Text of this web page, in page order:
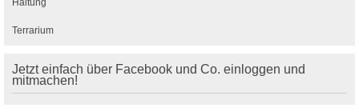
Haltung
Terrarium
Jetzt einfach über Facebook und Co. einloggen und
mitmachen!